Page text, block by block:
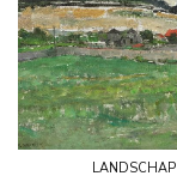
landschap